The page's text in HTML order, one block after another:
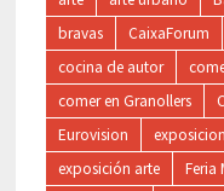
bravas
CaixaForum
cocina de autor
comer en Granollers
Eurovision
exposición arte
Feria